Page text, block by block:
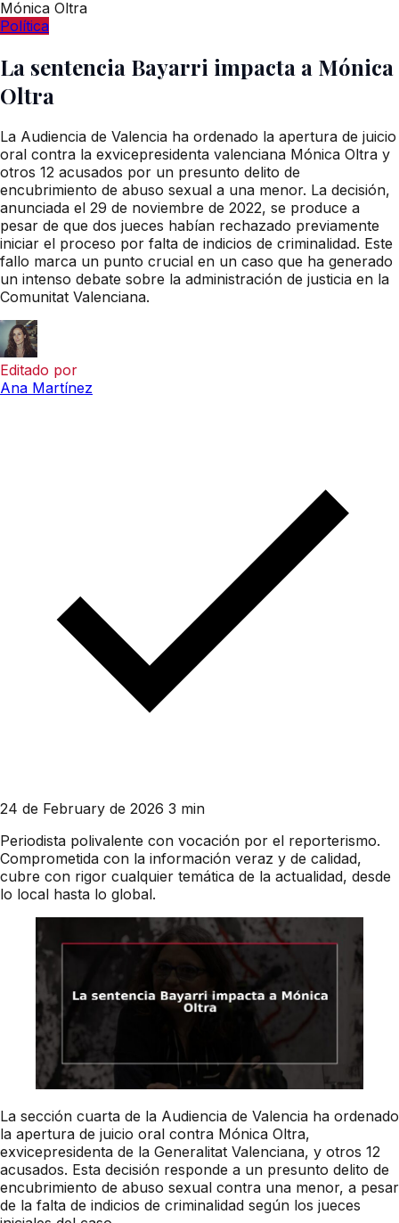
Mónica Oltra
Política
La sentencia Bayarri impacta a Mónica
Oltra
La Audiencia de Valencia ha ordenado la apertura de juicio
oral contra la exvicepresidenta valenciana Mónica Oltra y
otros 12 acusados por un presunto delito de
encubrimiento de abuso sexual a una menor. La decisión,
anunciada el 29 de noviembre de 2022, se produce a
pesar de que dos jueces habían rechazado previamente
iniciar el proceso por falta de indicios de criminalidad. Este
fallo marca un punto crucial en un caso que ha generado
un intenso debate sobre la administración de justicia en la
Comunitat Valenciana.
Editado por
Ana Martínez
24 de February de 2026 3 min
Periodista polivalente con vocación por el reporterismo.
Comprometida con la información veraz y de calidad,
cubre con rigor cualquier temática de la actualidad, desde
lo local hasta lo global.
La sección cuarta de la Audiencia de Valencia ha ordenado
la apertura de juicio oral contra Mónica Oltra,
exvicepresidenta de la Generalitat Valenciana, y otros 12
acusados. Esta decisión responde a un presunto delito de
encubrimiento de abuso sexual contra una menor, a pesar
de la falta de indicios de criminalidad según los jueces